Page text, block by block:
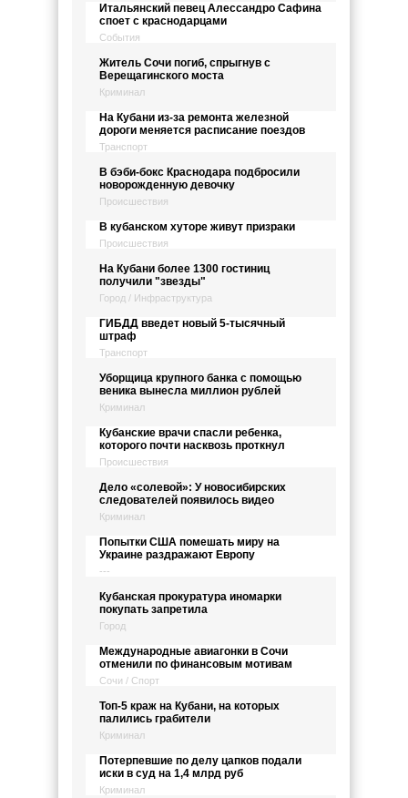
Итальянский певец Алессандро Сафина
споет с краснодарцами
События
Житель Сочи погиб, спрыгнув с
Верещагинского моста
Криминал
На Кубани из-за ремонта железной
дороги меняется расписание поездов
Транспорт
В бэби-бокс Краснодара подбросили
новорожденную девочку
Происшествия
В кубанском хуторе живут призраки
Происшествия
На Кубани более 1300 гостиниц
получили "звезды"
Город / Инфраструктура
ГИБДД введет новый 5-тысячный
штраф
Транспорт
Уборщица крупного банка с помощью
веника вынесла миллион рублей
Криминал
Кубанские врачи спасли ребенка,
которого почти насквозь проткнул
Происшествия
Дело «солевой»: У новосибирских
следователей появилось видео
Криминал
Попытки США помешать миру на
Украине раздражают Европу
---
Кубанская прокуратура иномарки
покупать запретила
Город
Международные авиагонки в Сочи
отменили по финансовым мотивам
Сочи / Спорт
Топ-5 краж на Кубани, на которых
палились грабители
Криминал
Потерпевшие по делу цапков подали
иски в суд на 1,4 млрд руб
Криминал